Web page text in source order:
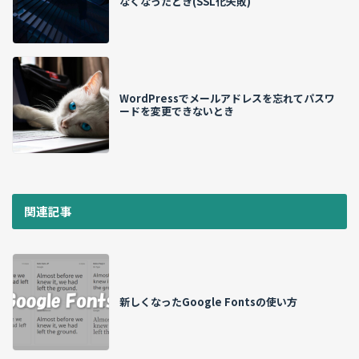
WordPressでメールアドレスを忘れてパスワ
ードを変更できないとき
関連記事
新しくなったGoogle Fontsの使い方